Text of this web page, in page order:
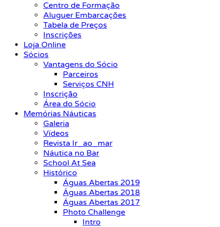
Centro de Formação
Aluguer Embarcações
Tabela de Preços
Inscrições
Loja Online
Sócios
Vantagens do Sócio
Parceiros
Serviços CNH
Inscrição
Área do Sócio
Memórias Náuticas
Galeria
Vídeos
Revista Ir_ao_mar
Náutica no Bar
School At Sea
Histórico
Águas Abertas 2019
Águas Abertas 2018
Águas Abertas 2017
Photo Challenge
Intro